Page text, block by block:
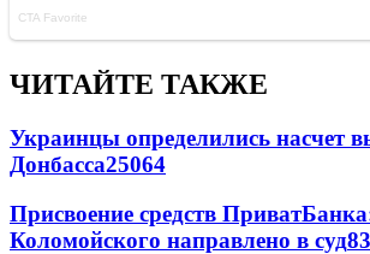
ЧИТАЙТЕ ТАКЖЕ
Украинцы определились насчет
Донбасса25064
Присвоение средств
Коломойского направлено в суд